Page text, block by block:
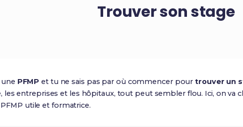
Trouver son stage
une PFMP et tu ne sais pas par où commencer pourtrouver un
les entreprises et les hôpitaux, tout peut sembler flou. Ici, on va
utile et formatrice.